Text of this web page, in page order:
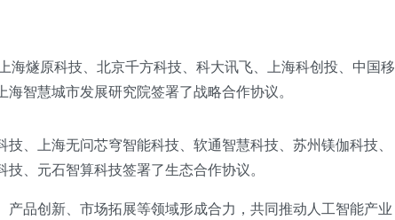
海燧原科技、北京千方科技、科大讯飞、上海科创投、中国移
智慧城市发展研究院签署了战略合作协议。
、上海无问芯穹智能科技、软通智慧科技、苏州镁伽科技、
、元石智算科技签署了生态合作协议。
品创新、市场拓展等领域形成合力，共同推动人工智能产业